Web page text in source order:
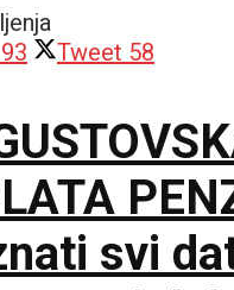
93 Tweet 58
svi